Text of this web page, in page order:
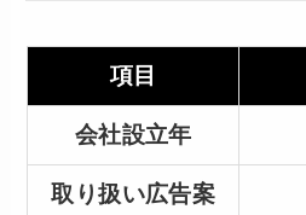
項目
会社設立年
取り扱い広告案